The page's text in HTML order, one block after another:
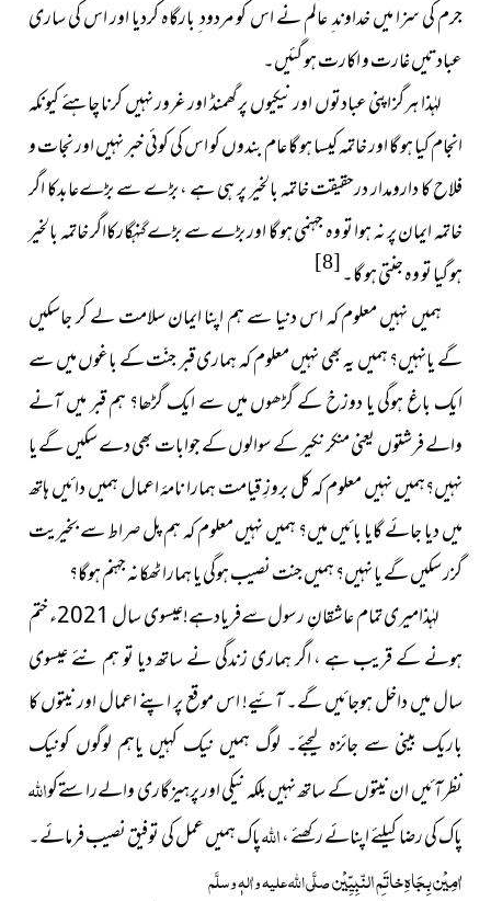
جرم کی سزا میں خداوند ِ عالَم نے اس کو مردود ِ بارگاہ کردیا اور اس کی ساری
عبادتیں غارت و اکارت ہو گئیں۔
لہٰذا ہرگز اپنی عبادتوں اور نیکیوں پر گھمنڈ اور غرور نہیں کرنا چاہئے کیونکہ
انجام کیا ہو گا اور خاتمہ کیسا ہو گا عام بندوں کو اس کی کوئی خبر نہیں اور نجات و
فلاح کا دارومدار درحقیقت خاتمہ بالخیر پر ہی ہے ، بڑے سے بڑےعابدکا اگر
خاتمہ ایمان پر نہ ہوا تو وہ جہنمی ہو گا اور بڑے سے بڑے گنہگارکااگر خاتمہ بالخیر
ہو گیا تو وہ جنتی ہو گا۔[8]
ہمیں نہیں معلوم کہ اس دنیا سے ہم اپنا ایمان سلامت لے کر جاسکیں
گے یانہیں؟ ہمیں یہ بھی نہیں معلوم کہ ہماری قبر جنّت کے باغوں میں سے
ایک باغ ہوگی یا دوزخ کے گڑھوں میں سے ایک گڑھا؟ ہم قبر میں آنے
والے فرشتوں یعنی منکر نکیر کے سوالوں کے جوابات بھی دے سکیں گے یا
نہیں؟ہمیں نہیں معلوم کہ کل بروزِ قیامت ہمارا نامۂ اعمال ہمیں دائیں ہاتھ
میں دیا جائے گایا بائیں میں؟ ہمیں نہیں معلوم کہ ہم پل صراط سے بخیریت
گزر سکیں گے یا نہیں؟ ہمیں جنت نصیب ہوگی یا ہمارا ٹھکانہ جہنم ہوگا؟
لہٰذامیری تمام عاشقانِ رسول سےفریادہے!عیسوی سال 2021ء ختم
ہونے کے قریب ہے ، اگر ہماری زندگی نے ساتھ دیا تو ہم نئے عیسوی
سال میں داخل ہوجائیں گے۔ آئیے! اس موقع پر اپنے اعمال اور نیتوں کا
باریک بینی سے جائزہ لیجئے۔ لوگ ہمیں نیک کہیں یاہم لوگوں کونیک
نظرآئیں ان نیتوں کے ساتھ نہیں بلکہ نیکی اور پرہیزگاری والےراستےکواللہ
پاک کی رضا کیلئے اپنائے رکھئے ،اللہپاک ہمیں عمل کی توفیق نصیب فرمائے۔
اٰمِیْن بِجَاہِ خاتَمِ النّبِیِّیْنصلَّی اللہ علیہ واٰلہٖ وسلَّم